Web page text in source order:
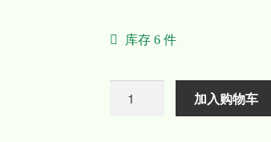
库存 6 件
加入购物车